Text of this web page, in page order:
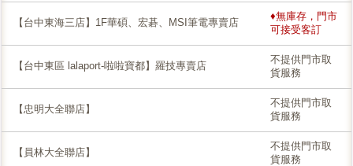
【台中東海三店】1F華碩、宏碁、MSI筆電專賣店
♦無庫存，門市
可接受客訂
【台中東區 lalaport-啦啦寶都】羅技專賣店
不提供門市取
貨服務
【忠明大全聯店】
不提供門市取
貨服務
【員林大全聯店】
不提供門市取
貨服務